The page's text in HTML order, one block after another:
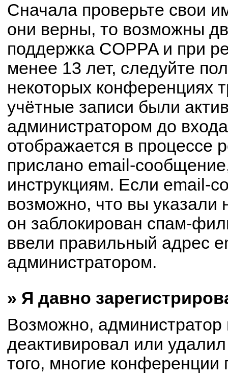
Сначала проверьте свои
они верны, то возможны
поддержка COPPA и при
менее 13 лет, следуйте
некоторых конференциях
учётные записи были
администратором до
отображается в процессе
прислано email-
инструкциям. Если email-
возможно, что вы
он заблокирован спам-
ввели правильный адрес
администратором.
» Я давно
Возможно, администратор
деактивировал или
того, многие конференции